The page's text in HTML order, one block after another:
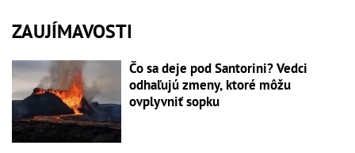
ZAUJÍMAVOSTI
Čo sa deje pod Santorini? Vedci
odhaľujú zmeny, ktoré môžu
ovplyvniť sopku